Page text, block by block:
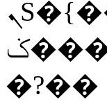
ܢS�{��(��ԥO��-:��Q��a<��h6L2d[�m�Z��-:�o��L������[t��zSw����t���E��K�B�;"Í܈��]:�4]��9���r`��^�\��8�+�w�'��
ݢ�����$BRם��4r��Y�k�$�f�w��K@��9��|
�?��